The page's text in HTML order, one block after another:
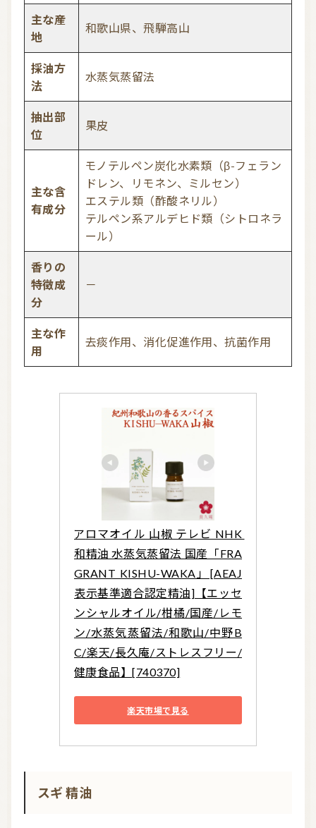
主な産
地
和歌山県、飛騨高山
採油方
法
水蒸気蒸留法
抽出部
位
果皮
主な含
有成分
モノテルペン炭化水素類（β-フェラン
ドレン、リモネン、ミルセン）
エステル類（酢酸ネリル）
テルペン系アルデヒド類（シトロネラ
ール）
香りの
特徴成
分
－
主な作
用
去痰作用、消化促進作用、抗菌作用
アロマオイル 山椒 テレビ NHK
和精油 水蒸気蒸留法 国産「FRA
GRANT KISHU-WAKA」[AEAJ
表示基準適合認定精油]【エッセ
ンシャルオイル/柑橘/国産/レモ
ン/水蒸気蒸留法/和歌山/中野B
C/楽天/長久庵/ストレスフリー/
健康食品】[740370]
楽天市場で見る
スギ 精油